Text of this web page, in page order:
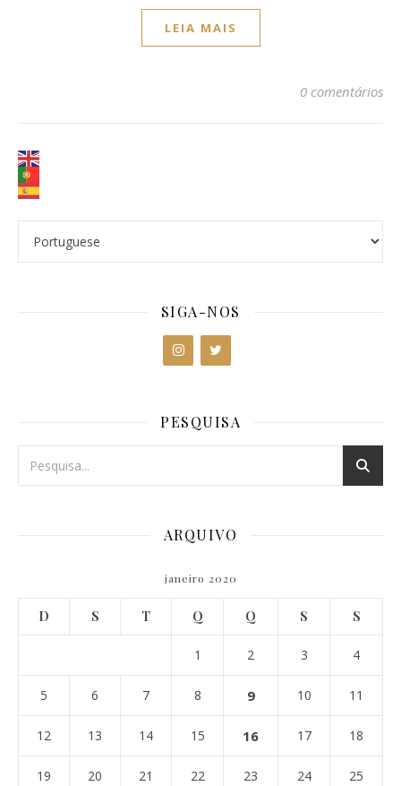
LEIA MAIS
0 comentários
SIGA-NOS
PESQUISA
ARQUIVO
janeiro 2020
D S T Q Q S S
1 2 3 4
5 6 7 8 9 10 11
12 13 14 15 16 17 18
19 20 21 22 23 24 25